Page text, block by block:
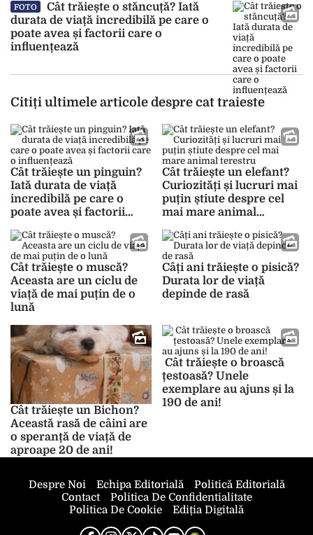
FOTO
Cât trăiește o stăncuță? Iată
durata de viață incredibilă pe care o
poate avea și factorii care o
influențează
Citiți ultimele articole despre cat traieste
Cât trăiește un pinguin?
Iată durata de viață
incredibilă pe care o
poate avea și factorii
Cât trăiește un elefant?
Curiozități și lucruri mai
puțin știute despre cel
mai mare animal
Cât trăiește o muscă?
Aceasta are un ciclu de
viață de mai puțin de o
lună
Câți ani trăiește o pisică?
Durata lor de viață
depinde de rasă
Cât trăiește un Bichon?
Această rasă de câini are
o speranță de viață de
aproape 20 de ani!
Cât trăiește o broască
țestoasă? Unele
exemplare au ajuns și la
190 de ani!
Despre Noi Echipa Editorială
Politică Editorială
Contact
Politica De Confidentialitate
Politica De Cookie
Ediția Digitală